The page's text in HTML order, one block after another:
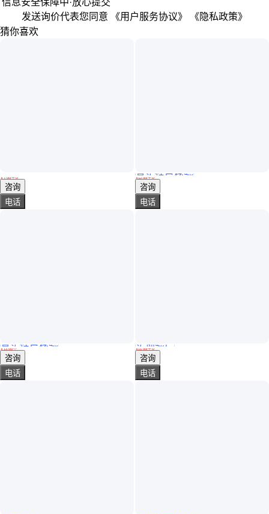
发送询价代表您同意 《用户服务协议》
《隐私政策》
猜你喜欢
￥ 7.00/千克
河北石家庄
咨询
电话
彩钢漆防锈翻新专用漆
真实性已核验
￥ 13.00/个
河南郑州
咨询
电话
镀锌管专用漆 快干环氧富锌底漆 附着力强防腐防锈
真实性已核验
￥12 .00/千克
辽宁沈阳
咨询
电话
艾原 彩钢瓦专用漆 防止腐蚀生锈坚硬耐磨省时省力
实地验厂
￥11 .00/千克
河北廊坊
咨询
电话